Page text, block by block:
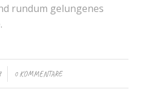
rundum gelungenes
0 KOMMENTARE